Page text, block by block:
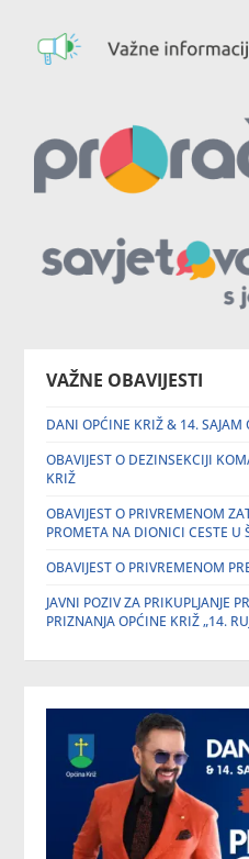
VAŽNE OBAVIJESTI
DANI OPĆINE KRIŽ & 14.
OBAVIJEST O DEZINSEKCIJI
KRIŽ
OBAVIJEST O PRIVREMENOM
PROMETA NA DIONICI CESTE U
OBAVIJEST O PRIVREMENOM
JAVNI POZIV ZA PRIKUPLJANJE
PRIZNANJA OPĆINE KRIŽ „14.